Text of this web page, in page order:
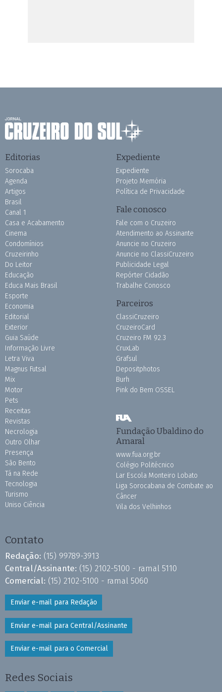
Editorias
Sorocaba
Agenda
Artigos
Brasil
Canal 1
Casa e Acabamento
Cinema
Condomínios
Cruzeirinho
Do Leitor
Educação
Educa Mais Brasil
Esporte
Economia
Editorial
Exterior
Guia Saúde
Informação Livre
Letra Viva
Magnus Futsal
Mix
Motor
Pets
Receitas
Revistas
Necrologia
Outro Olhar
Presença
São Bento
Tá na Rede
Tecnologia
Turismo
Uniso Ciência
Expediente
Expediente
Projeto Memória
Política de Privacidade
Fale conosco
Fale com o Cruzeiro
Atendimento ao Assinante
Anuncie no Cruzeiro
Anuncie no ClassiCruzeiro
Publicidade Legal
Repórter Cidadão
Trabalhe Conosco
Parceiros
ClassiCruzeiro
CruzeiroCard
Cruzeiro FM 92.3
CruxLab
Grafsul
Depositphotos
Burh
Pink do Bem OSSEL
Fundação Ubaldino do
Amaral
www.fua.org.br
Colégio Politécnico
Lar Escola Monteiro Lobato
Liga Sorocabana de Combate ao
Câncer
Vila dos Velhinhos
Contato
Redação: (15) 99789-3913
Central/Assinante: (15) 2102-5100 - ramal 5110
Comercial: (15) 2102-5100 - ramal 5060
Enviar e-mail para Redação
Enviar e-mail para Central/Assinante
Enviar e-mail para o Comercial
Redes Sociais